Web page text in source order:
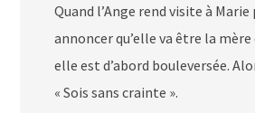
Quand l’Ange rend visite à
annoncer qu’elle va être la mère
elle est d’abord bouleversée.
« Sois sans crainte ».